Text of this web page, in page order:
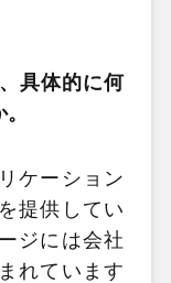
具体的に何
ケーション
提供してい
ジには会社
れています